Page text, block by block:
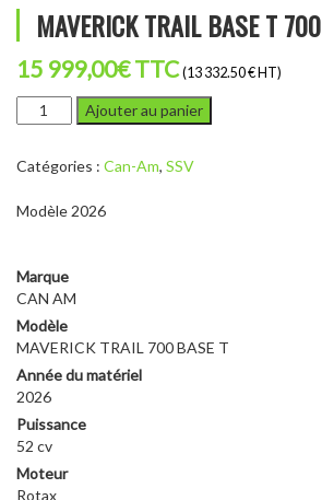
MAVERICK TRAIL BASE T 700
15 999,00€TTC (13 332.50 € HT)
quantité
de
TRAIL
T
Ajouter au panier
Catégories : Can-Am, SSV
Modèle 2026
Marque
CAN AM
Modèle
MAVERICK TRAIL 700 BASE T
Année du matériel
2026
Puissance
52 cv
Moteur
Rotax